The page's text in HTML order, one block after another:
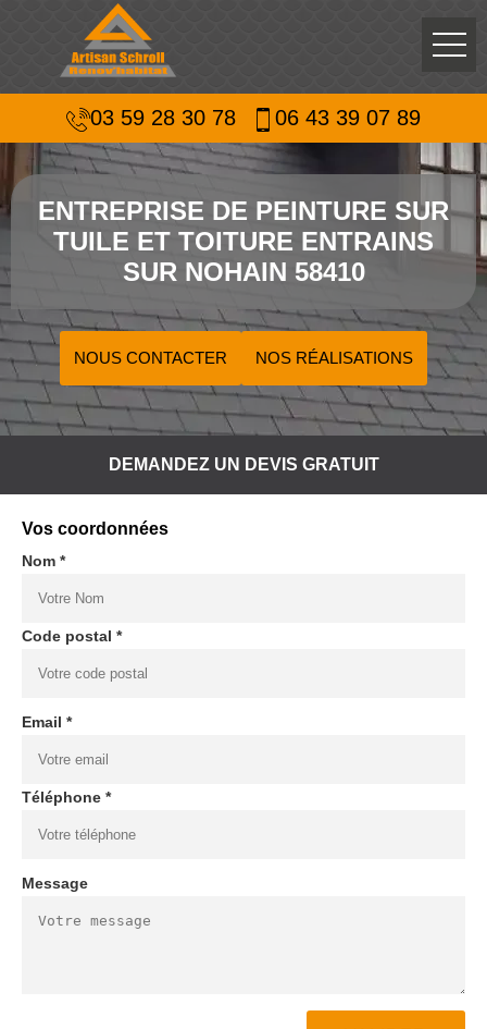
03 59 28 30 78 06 43 39 07 89
ENTREPRISE DE PEINTURE SUR
TUILE ET TOITURE ENTRAINS
SUR NOHAIN 58410
NOUS CONTACTER NOS RÉALISATIONS
DEMANDEZ UN DEVIS GRATUIT
Vos coordonnées
Nom *
Code postal *
Email *
Téléphone *
Message